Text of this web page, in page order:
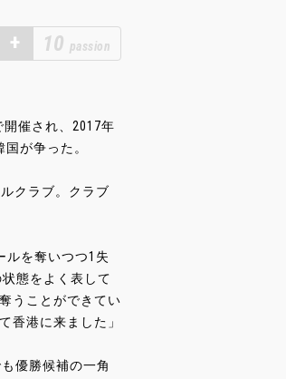
+ 10 passion
開催され、2017年
が争った。
クラブ。クラブ
ルを奪いつつ1失
態をよく表して
うことができてい
香港に来ました」
優勝候補の一角